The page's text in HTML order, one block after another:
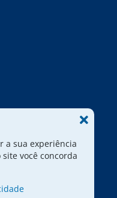
a sua experiência
você concorda